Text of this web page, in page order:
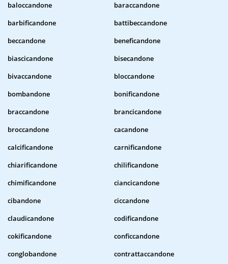
baloccandone
baraccandone
barbificandone
battibeccandone
beccandone
beneficandone
biascicandone
bisecandone
bivaccandone
bloccandone
bombandone
bonificandone
braccandone
brancicandone
broccandone
cacandone
calcificandone
carnificandone
chiarificandone
chilificandone
chimificandone
ciancicandone
cibandone
ciccandone
claudicandone
codificandone
cokificandone
conficcandone
conglobandone
contrattaccandone